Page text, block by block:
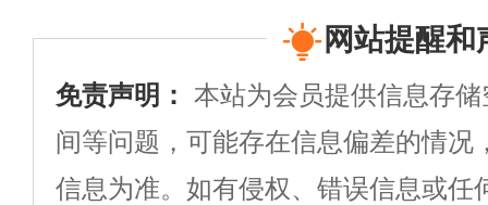
网站提醒和
免责声明： 本站为会员提供信息存
间等问题，可能存在信息偏差的情况
信息为准。如有侵权、错误信息或任